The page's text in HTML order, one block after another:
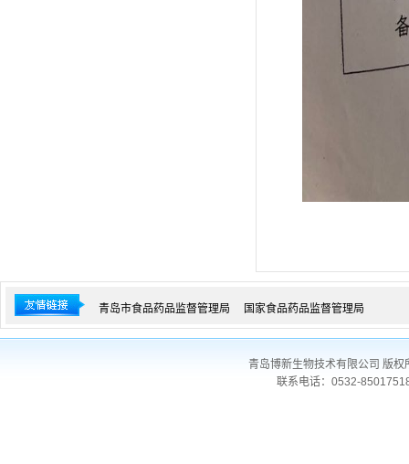
青岛市食品药品监督管理局 国家食品药品监督管理局
青岛博新生物技术有限公司 版
联系电话：0532-